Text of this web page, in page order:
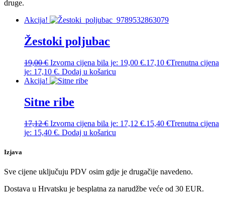
druge.
Akcija!
Žestoki poljubac
19,00€ Izvorna cijena bila je: 19,00 €.17,10 €Trenutna cijena
je: 17,10 €. Dodaj u košaricu
Akcija!
Sitne ribe
17,12€ Izvorna cijena bila je: 17,12 €.15,40 €Trenutna cijena
je: 15,40 €. Dodaj u košaricu
Izjava
Sve cijene uključuju PDV osim gdje je drugačije navedeno.
Dostava u Hrvatsku je besplatna za narudžbe veće od 30 EUR.